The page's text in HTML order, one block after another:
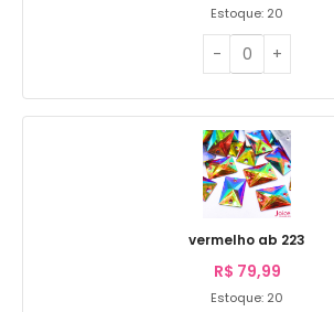
Estoque: 20
vermelho ab 223
R$ 79,99
Estoque: 20